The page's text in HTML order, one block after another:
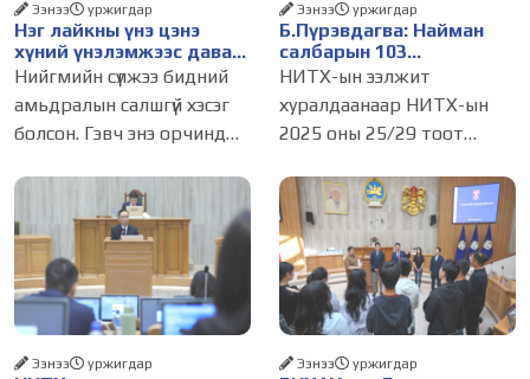
Нэг лайкны үнэ цэнэ
хүний үнэлэмжээс давах
болсон уу?
Ээнээ уржигдар
Нийгмийн сүлжээ бидний
амьдралын салшгүй хэсэг
болсон. Гэвч энэ орчинд
тэр ч байтугай хүний үнэ
цэнийг хүртэл лайк, шэйр,
дагагчийн тоогоор
хэмжих хандлага газар
авч
Б.Пүрэвдагва: Найман
салбарын 103
үйлчилгээний
бүртгэлийг цуцалснаар
бизнес эрхлэхэд таатай
нөхцөл бүрдэнэ
Ээнээ уржигдар
НИТХ-ын ээлжит
хуралдаанаар НИТХ-ын
2025 оны 25/29 тоот
журмын зарим хэсгийг
хүчингүй болгож,
зөвшөөрлийн шинжтэй
103 бүртгэлээс нийслэлийн
бизнес эрхлэгчдийг
Ээнээ уржигдар Ээнээ уржигдар